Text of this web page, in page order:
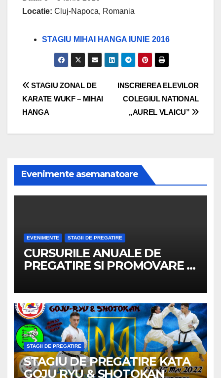
Locatie: Cluj-Napoca, Romania
STAGIU MIHAI HANGA IUNIE 2016
Navigare
în
articole
INSCRIEREA ELEVILOR
COLEGIUL NATIONAL
„AUREL VLAICU”
STAGIU ZONAL DE
KARATE WUKF – MIHAI
HANGA
Evenimente asemanatoare
EVENIMENTE STAGII DE PREGATIRE
CURSURILE ANUALE DE
PREGATIRE SI PROMOVARE A
STAGII DE PREGATIRE
STAGIU DE PREGATIRE KATA
GOJU RYU & SHOTOKAN